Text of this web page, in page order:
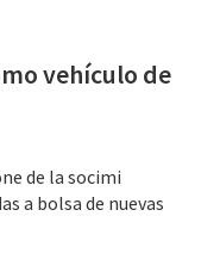
vehículo de
de la socimi
a bolsa de nuevas